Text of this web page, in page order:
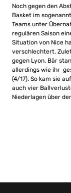
Noch gegen den
Basket im
Teams unter
regulären Saison
Situation von Nice
verschlechtert.
gegen Lyon. Bär
allerdings wie ihr
(4/17). So kam sie
auch vier
Niederlagen über